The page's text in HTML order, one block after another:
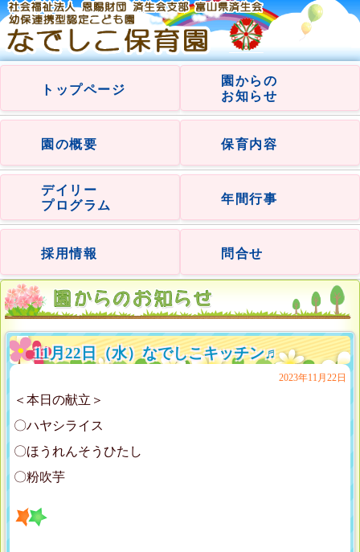
トップページ
園からの
お知らせ
園の概要 保育内容
デイリー
プログラム
年間行事
採用情報 問合せ
11月22日（水）なでしこキッチン♬
2023年11月22日
＜本日の献立＞
〇ハヤシライス
〇ほうれんそうひたし
〇粉吹芋